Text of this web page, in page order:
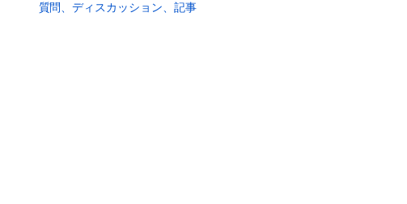
質問、ディスカッション、記事